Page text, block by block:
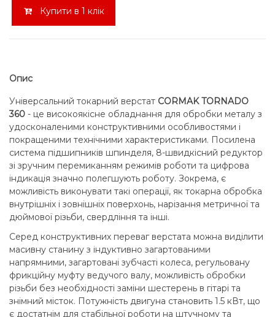
Купити в 1 клік
Опис
Універсальний токарний верстат CORMAK TORNADO
360 - це високоякісне обладнання для обробки металу з
удосконаленими конструктивними особливостями і
покращеними технічними характеристиками. Посилена
система підшипників шпинделя, 8-швидкісний редуктор
зі зручним перемиканням режимів роботи та цифрова
індикація значно полегшують роботу. Зокрема, є
можливість виконувати такі операції, як токарна обробка
внутрішніх і зовнішніх поверхонь, нарізання метричної та
дюймової різьби, свердління та інші.
Серед конструктивних переваг верстата можна виділити
масивну станину з індуктивно загартованими
напрямними, загартовані зубчасті колеса, регульовану
фрикційну муфту ведучого валу, можливість обробки
різьби без необхідності заміни шестерень в гітарі та
знімний місток. Потужність двигуна становить 1.5 кВт, що
є достатнім для стабільної роботи на штучному та